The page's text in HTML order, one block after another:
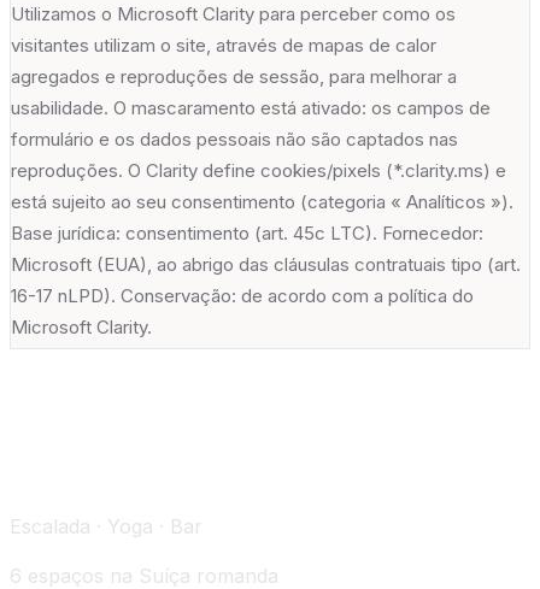
Utilizamos o Microsoft Clarity para perceber como os
visitantes utilizam o site, através de mapas de calor
agregados e reproduções de sessão, para melhorar a
usabilidade. O mascaramento está ativado: os campos de
formulário e os dados pessoais não são captados nas
reproduções. O Clarity define cookies/pixels (*.clarity.ms) e
está sujeito ao seu consentimento (categoria « Analíticos »).
Base jurídica: consentimento (art. 45c LTC). Fornecedor:
Microsoft (EUA), ao abrigo das cláusulas contratuais tipo (art.
16-17 nLPD). Conservação: de acordo com a política do
Microsoft Clarity.
Escalada · Yoga · Bar
6 espaços na Suíça romanda